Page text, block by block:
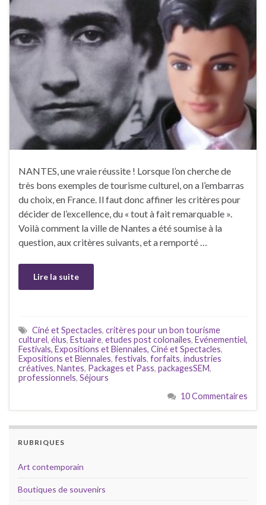
NANTES, une vraie réussite ! Lorsque l’on cherche de
très bons exemples de tourisme culturel, on a l’embarras
du choix, en France. Il faut donc affiner les critères pour
décider de l’excellence, du « tout à fait remarquable ».
Voilà comment la ville de Nantes a été soumise à la
question, aux critères suivants, et a remporté …
Lire la suite
Ciné et Spectacles, critères pour un bon tourisme
culturel, élus, Estuaire, etudes post colonailes, Evénementiel,
Festivals, Expositions et Biennales, Ciné et Spectacles,
Expositions et Biennales, festivals, forfaits, industries
créatives, Nantes, Packages et Pass, packagesSEM,
professionnels, Séjours
10 Commentaires
RUBRIQUES
Art contemporain
Boutiques de souvenirs